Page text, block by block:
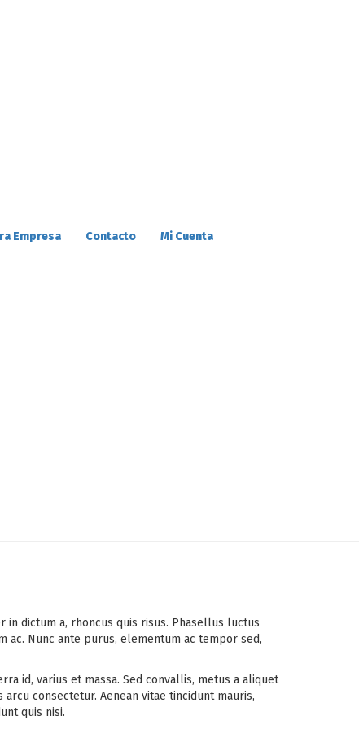
Empresa Contacto Mi Cuenta
dictum a, rhoncus quis risus. Phasellus luctus
ac. Nunc ante purus, elementum ac tempor sed,
id, varius et massa. Sed convallis, metus a aliquet
consectetur. Aenean vitae tincidunt mauris,
quis nisi.